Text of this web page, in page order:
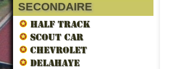
SECONDAIRE
HALF TRACK
SCOUT CAR
CHEVROLET
DELAHAYE